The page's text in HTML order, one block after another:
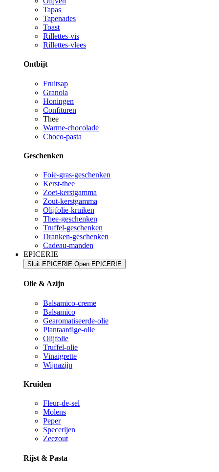
Tapas
Tapenades
Toast
Rillettes-vis
Rillettes-vlees
Ontbijt
Fruitsap
Granola
Honingen
Confituren
Thee
Warme-chocolade
Choco-pasta
Geschenken
Foie-gras-geschenken
Kerst-thee
Zoet-kerstgamma
Zout-kerstgamma
Olijfolie-kruiken
Thee-geschenken
Truffel-geschenken
Dranken-geschenken
Cadeau-manden
EPICERIE
Sluit EPICERIE Open EPICERIE
Olie & Azijn
Balsamico-creme
Balsamico
Gearomatiseerde-olie
Plantaardige-olie
Olijfolie
Truffel-olie
Vinaigrette
Wijnazijn
Kruiden
Fleur-de-sel
Molens
Peper
Specerijen
Zeezout
Rijst & Pasta